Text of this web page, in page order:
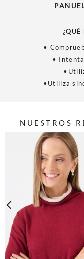
¿QUÉ
•
•
•Utiliza
NUESTROS